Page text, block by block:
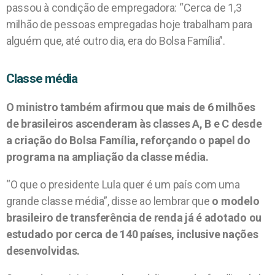
passou à condição de empregadora: “Cerca de 1,3
milhão de pessoas empregadas hoje trabalham para
alguém que, até outro dia, era do Bolsa Família”.
Classe média
O ministro também afirmou que mais de 6 milhões
de brasileiros ascenderam às classes A, B e C desde
a criação do Bolsa Família, reforçando o papel do
programa na ampliação da classe média.
“O que o presidente Lula quer é um país com uma
grande classe média”, disse ao lembrar que o modelo
brasileiro de transferência de renda já é adotado ou
estudado por cerca de 140 países, inclusive nações
desenvolvidas.